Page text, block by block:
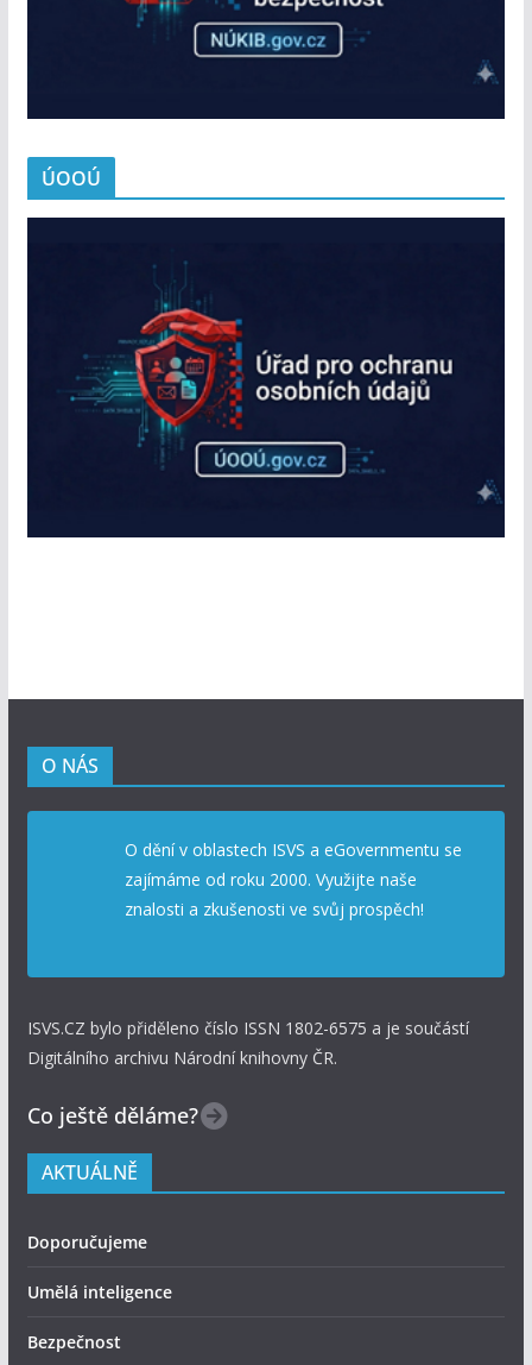
ÚOOÚ
O NÁS
O dění v oblastech ISVS a eGovernmentu se
zajímáme od roku 2000. Využijte naše
znalosti a zkušenosti ve svůj prospěch!
ISVS.CZ bylo přiděleno číslo ISSN 1802-6575 a je součástí
Digitálního archivu Národní knihovny ČR.
Co ještě děláme?
AKTUÁLNĚ
Doporučujeme
Umělá inteligence
Bezpečnost